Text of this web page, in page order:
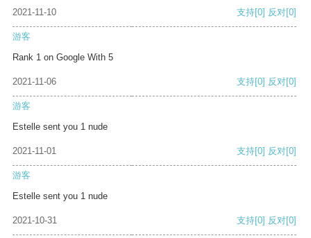
2021-11-10 支持[0] 反对[0]
游客
Rank 1 on Google With 5
2021-11-06 支持[0] 反对[0]
游客
Estelle sent you 1 nude
2021-11-01 支持[0] 反对[0]
游客
Estelle sent you 1 nude
2021-10-31 支持[0] 反对[0]